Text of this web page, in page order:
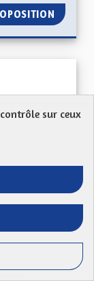
le réseau
PISTES CYCLABLE
PISTES
sur ceux